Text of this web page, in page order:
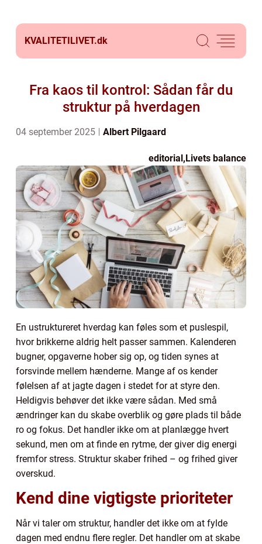
KVALITETILIVET.dk
Fra kaos til kontrol: Sådan får du
struktur på hverdagen
04 september 2025 Albert Pilgaard
editorial,Livets balance
En ustruktureret hverdag kan føles som et puslespil,
hvor brikkerne aldrig helt passer sammen. Kalenderen
bugner, opgaverne hober sig op, og tiden synes at
forsvinde mellem hænderne. Mange af os kender
følelsen af at jagte dagen i stedet for at styre den.
Heldigvis behøver det ikke være sådan. Med små
ændringer kan du skabe overblik og gøre plads til både
ro og fokus. Det handler ikke om at planlægge hvert
sekund, men om at finde en rytme, der giver dig energi
fremfor stress. Struktur skaber frihed – og frihed giver
overskud.
Kend dine vigtigste prioriteter
Når vi taler om struktur, handler det ikke om at fylde
dagen med endnu flere regler. Det handler om at skabe